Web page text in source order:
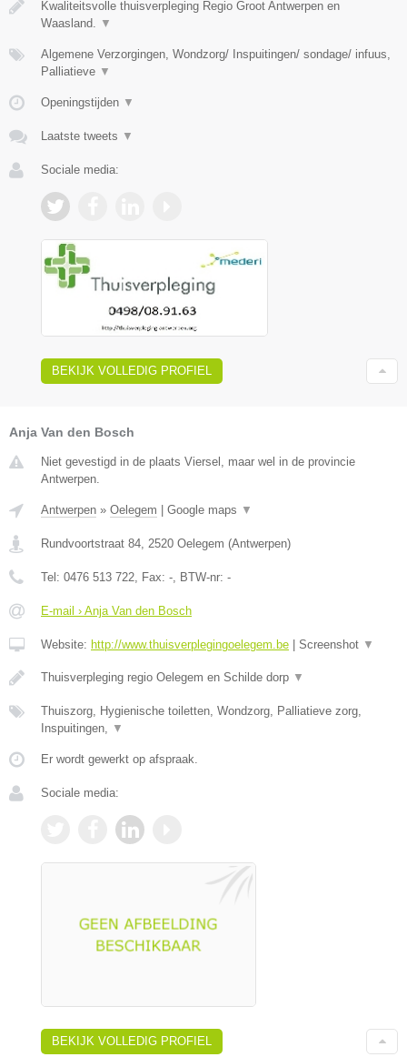
Kwaliteitsvolle thuisverpleging Regio Groot Antwerpen en
Waasland.
▼
Algemene Verzorgingen, Wondzorg/ Inspuitingen/ sondage/ infuus,
Palliatieve ▼
Openingstijden ▼
Laatste tweets ▼
Sociale media:
BEKIJK VOLLEDIG PROFIEL
Anja Van den Bosch
Niet gevestigd in de plaats Viersel, maar wel in de provincie
Antwerpen.
Antwerpen » Oelegem Google maps ▼
Rundvoortstraat 84, 2520 Oelegem (Antwerpen)
Tel: 0476 513 722, Fax: -, BTW-nr: -
E-mail › Anja Van den Bosch
Website: http://www.thuisverplegingoelegem.be Screenshot ▼
Thuisverpleging regio Oelegem en Schilde dorp ▼
Thuiszorg, Hygienische toiletten, Wondzorg, Palliatieve zorg,
Inspuitingen, ▼
Er wordt gewerkt op afspraak.
Sociale media:
BEKIJK VOLLEDIG PROFIEL